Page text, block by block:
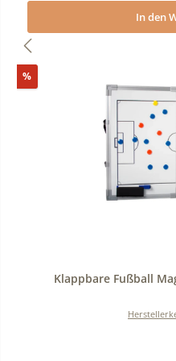
In den
%Rabatt
Klappbare Fußball